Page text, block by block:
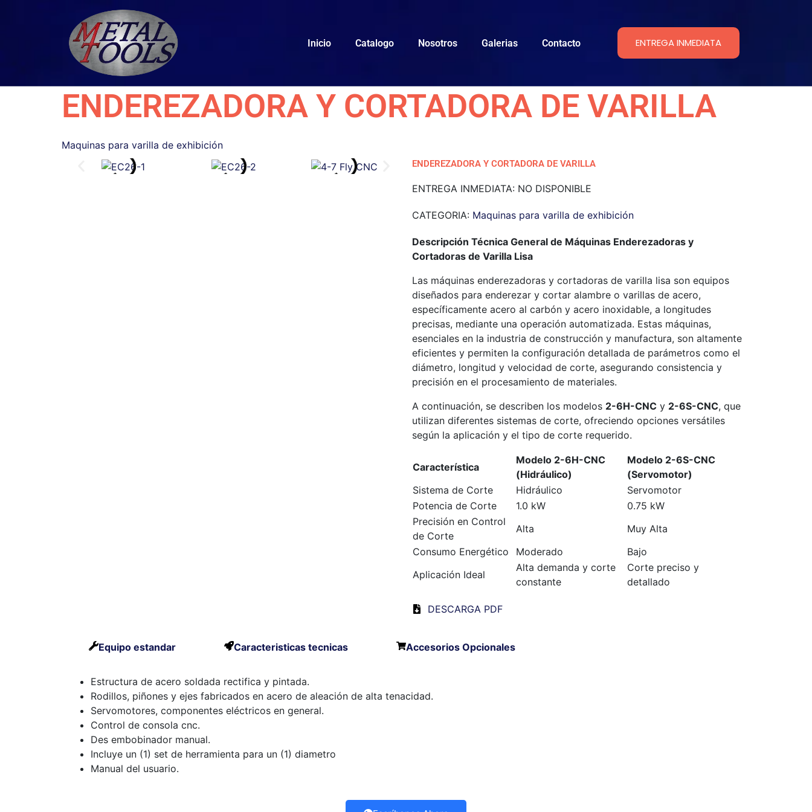
Inicio Catalogo Nosotros Galerias Contacto ENTREGA INMEDIATA
ENDEREZADORA Y CORTADORA DE VARILLA
Maquinas para varilla de exhibición
ENDEREZADORA Y CORTADORA DE VARILLA
ENTREGA INMEDIATA: NO DISPONIBLE
CATEGORIA: Maquinas para varilla de exhibición
Descripción Técnica General de Máquinas Enderezadoras y
Cortadoras de Varilla Lisa
Las máquinas enderezadoras y cortadoras de varilla lisa son equipos
diseñados para enderezar y cortar alambre o varillas de acero,
específicamente acero al carbón y acero inoxidable, a longitudes
precisas, mediante una operación automatizada. Estas máquinas,
esenciales en la industria de construcción y manufactura, son altamente
eficientes y permiten la configuración detallada de parámetros como el
diámetro, longitud y velocidad de corte, asegurando consistencia y
precisión en el procesamiento de materiales.
A continuación, se describen los modelos 2-6H-CNC y 2-6S-CNC, que
utilizan diferentes sistemas de corte, ofreciendo opciones versátiles
según la aplicación y el tipo de corte requerido.
Característica
Modelo 2-6H-CNC
(Hidráulico)
Modelo 2-6S-CNC
(Servomotor)
Sistema de Corte
Hidráulico
Servomotor
Potencia de Corte
1.0 kW
0.75 kW
Precisión en Control
de Corte
Alta
Muy Alta
Consumo Energético
Moderado
Bajo
Aplicación Ideal
Alta demanda y corte
constante
Corte preciso y
detallado
DESCARGA PDF
Equipo estandar Caracteristicas tecnicas Accesorios Opcionales
Estructura de acero soldada rectifica y pintada.
Rodillos, piñones y ejes fabricados en acero de aleación de alta tenacidad.
Servomotores, componentes eléctricos en general.
Control de consola cnc.
Des embobinador manual.
Incluye un (1) set de herramienta para un (1) diametro
Manual del usuario.